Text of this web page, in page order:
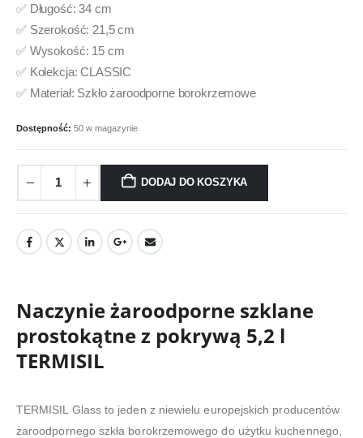
✅ Długość: 34 cm
✅ Szerokość: 21,5 cm
✅ Wysokość: 15 cm
✅ Kolekcja: CLASSIC
✅ Materiał: Szkło żaroodporne borokrzemowe
Dostępność: 50 w magazynie
DODAJ DO KOSZYKA
Naczynie żaroodporne szklane
prostokątne z pokrywą 5,2 l
TERMISIL
TERMISIL Glass to jeden z niewielu europejskich producentów
żaroodpornego szkła borokrzemowego do użytku kuchennego,